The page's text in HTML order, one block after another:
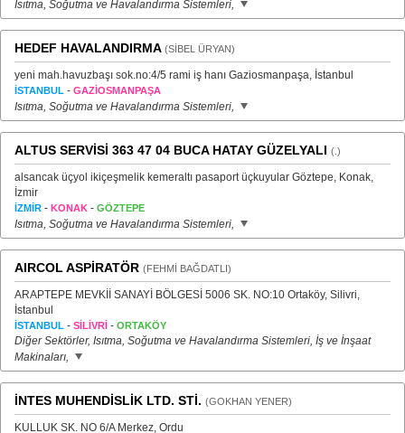
Isıtma, Soğutma ve Havalandırma Sistemleri,
HEDEF HAVALANDIRMA (SİBEL ÜRYAN)
yeni mah.havuzbaşı sok.no:4/5 rami iş hanı Gaziosmanpaşa, İstanbul
İSTANBUL - GAZİOSMANPAŞA
Isıtma, Soğutma ve Havalandırma Sistemleri,
ALTUS SERVİSİ 363 47 04 BUCA HATAY GÜZELYALI (.)
alsancak üçyol ikiçeşmelik kemeraltı pasaport üçkuyular Göztepe, Konak,
İzmir
İZMİR - KONAK - GÖZTEPE
Isıtma, Soğutma ve Havalandırma Sistemleri,
AIRCOL ASPİRATÖR (FEHMİ BAĞDATLI)
ARAPTEPE MEVKİİ SANAYİ BÖLGESİ 5006 SK. NO:10 Ortaköy, Silivri,
İstanbul
İSTANBUL - SİLİVRİ - ORTAKÖY
Diğer Sektörler, Isıtma, Soğutma ve Havalandırma Sistemleri, İş ve İnşaat
Makinaları,
İNTES MUHENDİSLİK LTD. STİ. (GOKHAN YENER)
KULLUK SK. NO 6/A Merkez, Ordu